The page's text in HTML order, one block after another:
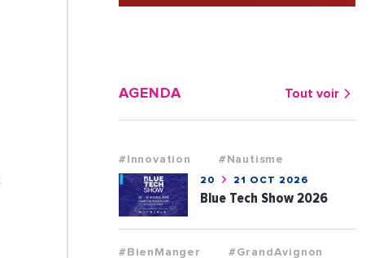
AGENDA Tout voir
#Innovation #Nautisme
20 21 OCT 2026
Blue Tech Show 2026
#BienManger #GrandAvignon